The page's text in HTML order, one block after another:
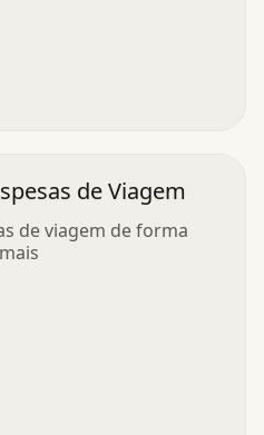
de Viagem
de viagem de forma